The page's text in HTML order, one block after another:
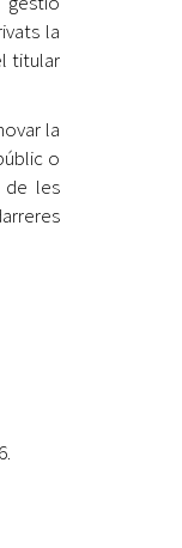
la
titular
la
o
de les